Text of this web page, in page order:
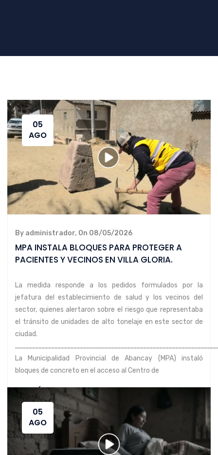
05
AGO
By administrador, On 08/05/2026
MPA INSTALA BLOQUES PARA PROTEGER A
PACIENTES Y VECINOS EN VILLA GLORIA.
La medida responde a los pedidos formulados por la
jefatura del establecimiento de salud y los vecinos del
sector, quienes alertaron sobre el riesgo que representaba
el tránsito de unidades de alto tonelaje en este sector de
ciudad.
La Municipalidad Provincial de Abancay (MPA) instaló
bloques de concreto en el acceso al Centro de
LEER MÁS
05
AGO